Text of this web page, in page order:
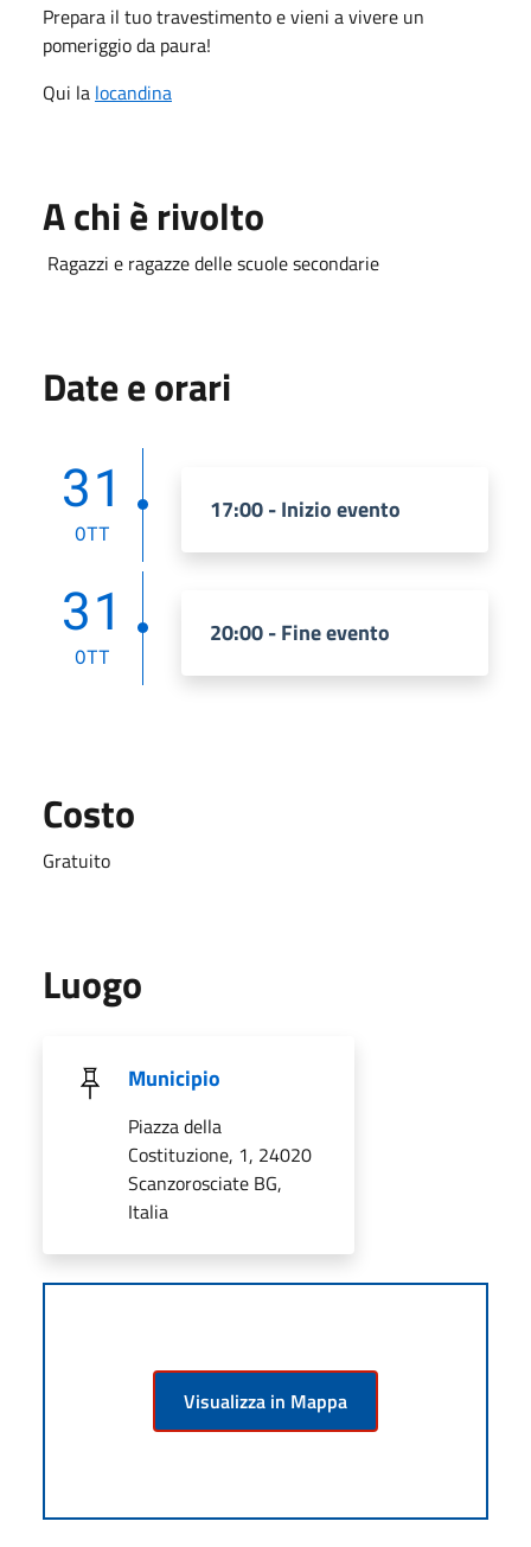
Prepara il tuo travestimento e vieni a vivere un
pomeriggio da paura!
Qui la locandina
A chi è rivolto
Ragazzi e ragazze delle scuole secondarie
Date e orari
31
OTT
17:00 - Inizio evento
31
OTT
20:00 - Fine evento
Costo
Gratuito
Luogo
Municipio
Piazza della
Costituzione, 1, 24020
Scanzorosciate BG,
Italia
Visualizza in Mappa